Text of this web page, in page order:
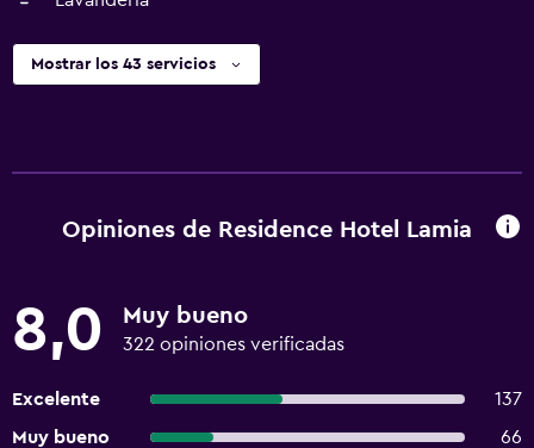
Mostrar los 43 servicios
Opiniones de Residence Hotel Lamia
8,0 Muy bueno
322 opiniones verificadas
Excelente
137
Muy bueno
66